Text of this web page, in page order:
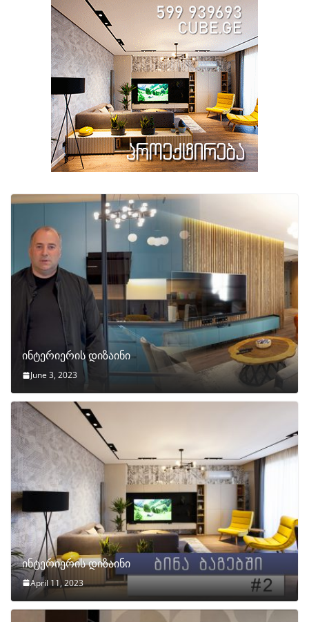
ინტერიერის დიზაინი
June 3, 2023
ინტერიერის დიზაინი
April 11, 2023